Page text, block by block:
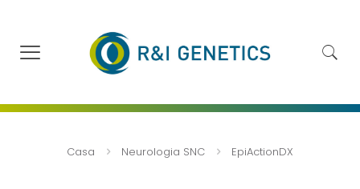
Casa Neurologia SNC EpiActionDX